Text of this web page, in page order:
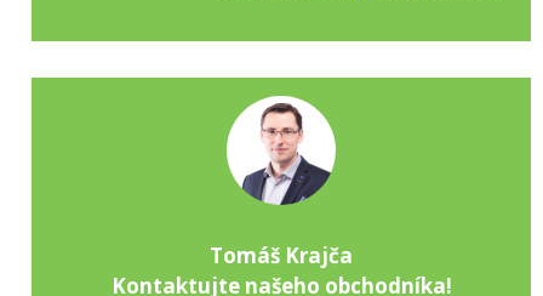
Tomáš Krajča
Kontaktujte našeho obchodníka!